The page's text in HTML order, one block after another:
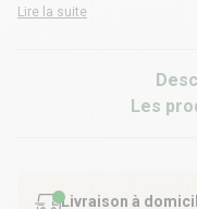
Lire la suite
Les
Livraison à